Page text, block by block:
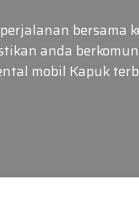
anda
mobil Kapuk